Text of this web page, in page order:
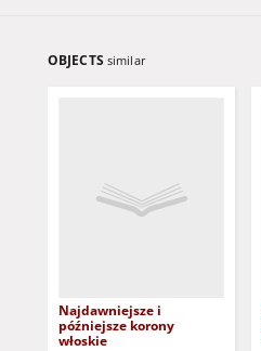
OBJECTS similar
Najdawniejsze i
późniejsze korony
włoskie